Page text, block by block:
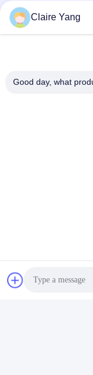
Acessórios
Claire Yang
Good day, what